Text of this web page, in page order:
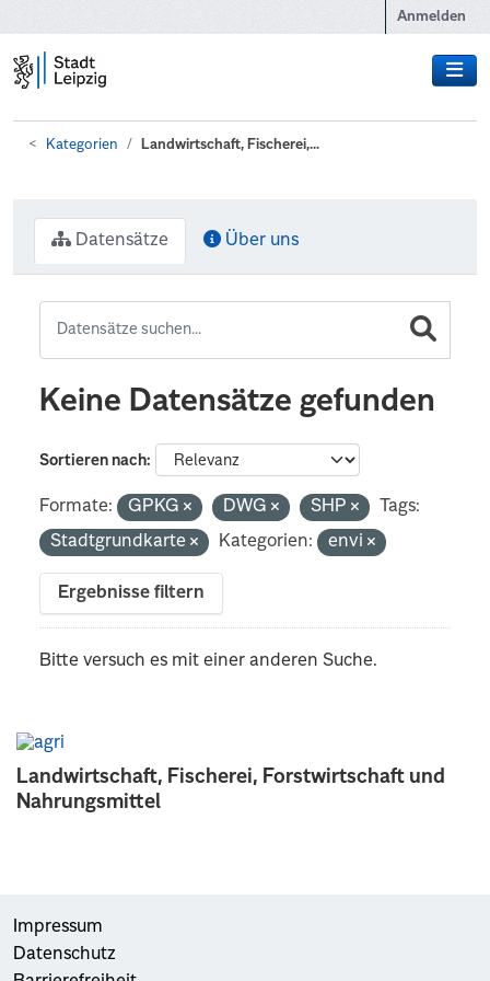
Anmelden
Kategorien Landwirtschaft, Fischerei,...
Landwirtschaft, Fischerei, Forstwirtschaft und
Nahrungsmittel
Datensätze Über uns
Keine Datensätze gefunden
Sortieren nach
Formate: GPKG DWG SHP
Tags:
Stadtgrundkarte
Kategorien: envi
Ergebnisse filtern
Bitte versuch es mit einer anderen Suche.
Impressum
Datenschutz